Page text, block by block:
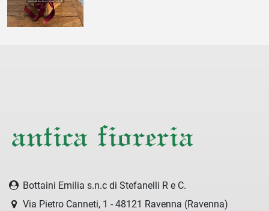
Bottaini Emilia s.n.c di Stefanelli R e C.
Via Pietro Canneti, 1 - 48121 Ravenna (Ravenna)